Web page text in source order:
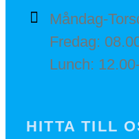
Måndag-
Fredag:
Lunch:
HITTA TILL